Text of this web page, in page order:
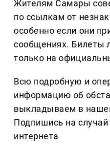
Жителям Самары
по ссылкам от
особенно если они
сообщениях. Билеты
только на
Всю подробную и
информацию об
выкладываем в
Подпишись на
интернета